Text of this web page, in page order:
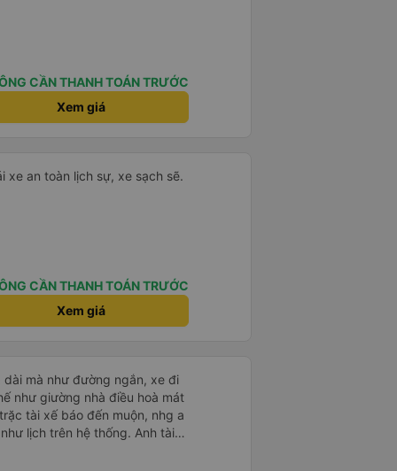
CẦN THANH TOÁN TRƯỚC
Xem giá
xe an toàn lịch sự, xe sạch sẽ.
CẦN THANH TOÁN TRƯỚC
Xem giá
mà như đường ngắn, xe đi
như giường nhà điều hoà mát
tài xế báo đến muộn, nhg a
lịch trên hệ thống. Anh tài
tình, trời mưa gió đã chở bọn